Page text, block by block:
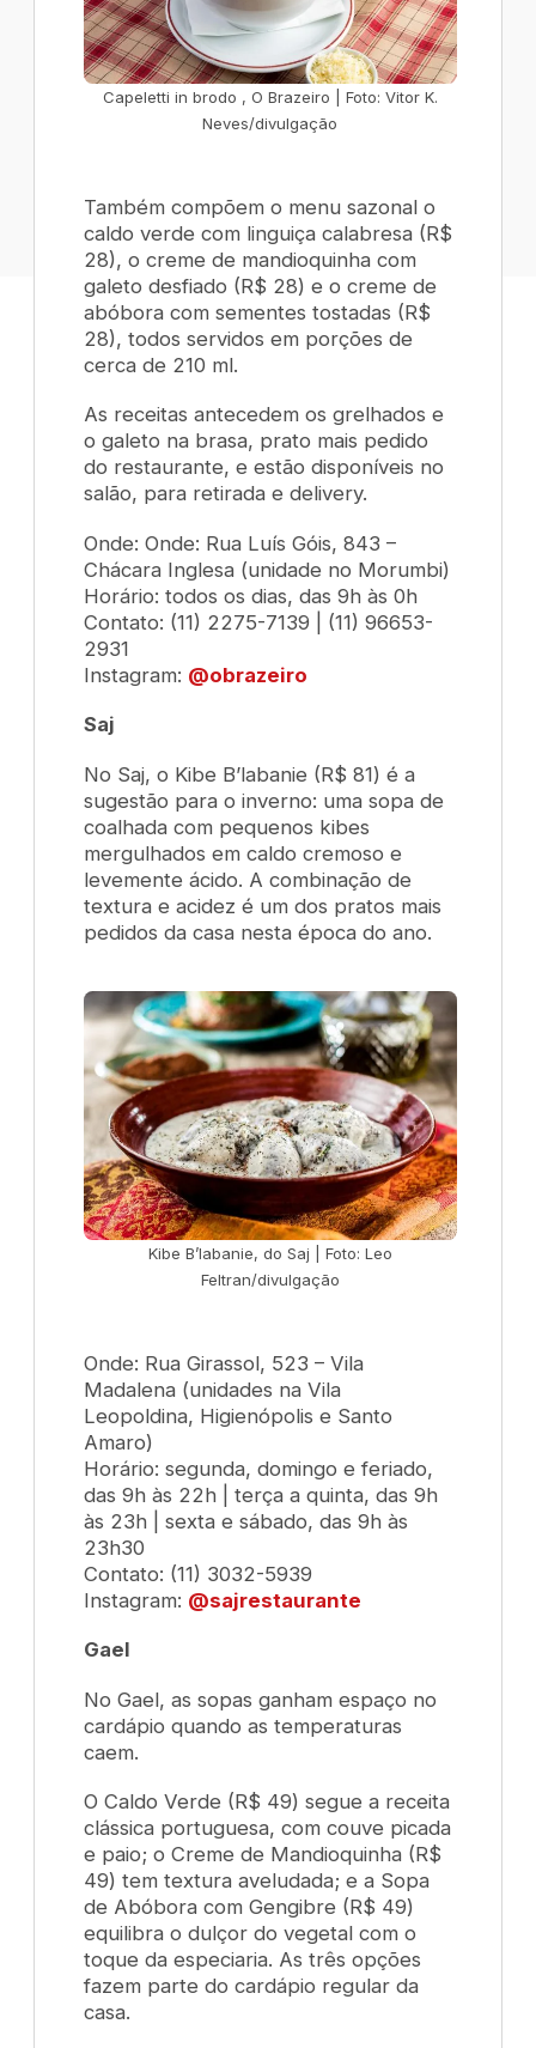
Capeletti in brodo , O Brazeiro | Foto: Vitor K.
Neves/divulgação
Também compõem o menu sazonal o
caldo verde com linguiça calabresa (R$
28), ocreme de mandioquinha com
galeto desfiado (R$ 28) e ocreme de
abóbora com sementes tostadas (R$
28), todos servidos em porções de
cerca de 210 ml.
As receitas antecedem os grelhados e
o galeto na brasa, prato mais pedido
do restaurante, e estão disponíveis no
salão, para retirada e delivery.
Onde:Onde: Rua Luís Góis, 843 –
Chácara Inglesa (unidade no Morumbi)
Horário: todos os dias, das 9h às 0h
Contato: (11) 2275-7139 | (11) 96653-
2931
Instagram: @obrazeiro
Saj
No Saj, o Kibe B’labanie (R$ 81) é a
sugestão para o inverno: uma sopa de
coalhada com pequenos kibes
mergulhados em caldo cremoso e
levemente ácido. A combinação de
textura e acidez é um dos pratos mais
pedidos da casa nesta época do ano.
Kibe B’labanie, do Saj | Foto: Leo
Feltran/divulgação
Onde: Rua Girassol, 523 – Vila
Madalena (unidades na Vila
Leopoldina, Higienópolis e Santo
Amaro)
Horário: segunda, domingo e feriado,
das 9h às 22h | terça a quinta, das 9h
às 23h | sexta e sábado, das 9h às
23h30
Contato: (11) 3032-5939
Instagram: @sajrestaurante
Gael
No Gael, as sopas ganham espaço no
cardápio quando as temperaturas
caem.
OCaldo Verde (R$ 49) segue a receita
clássica portuguesa, com couve picada
e paio; oCreme de Mandioquinha (R$
49) tem textura aveludada; e a Sopa
de Abóbora com Gengibre (R$ 49)
equilibra o dulçor do vegetal com o
toque da especiaria. As três opções
fazem parte do cardápio regular da
casa.